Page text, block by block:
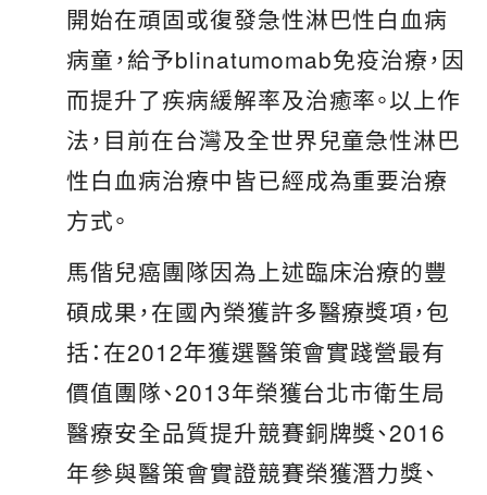
開始在頑固或復發急性淋巴性白血病
病童，給予blinatumomab免疫治療，因
而提升了疾病緩解率及治癒率。以上作
法，目前在台灣及全世界兒童急性淋巴
性白血病治療中皆已經成為重要治療
方式。
馬偕兒癌團隊因為上述臨床治療的豐
碩成果，在國內榮獲許多醫療獎項，包
括：在2012年獲選醫策會實踐營最有
價值團隊、2013年榮獲台北市衛生局
醫療安全品質提升競賽銅牌獎、2016
年參與醫策會實證競賽榮獲潛力獎、